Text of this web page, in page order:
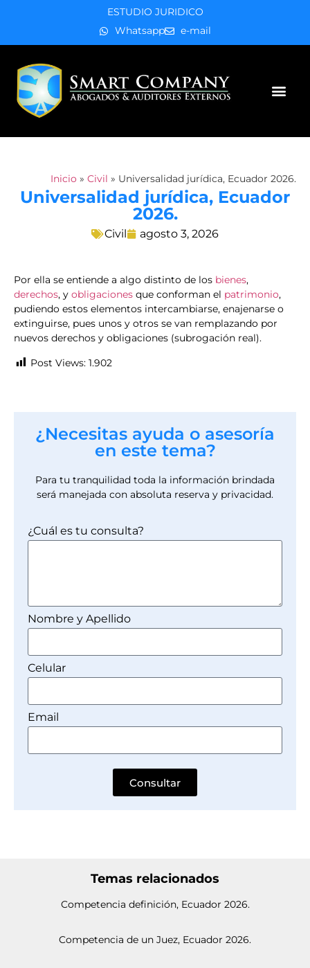
ESTUDIO JURIDICO
Whatsapp
e-mail
Inicio » Civil » Universalidad jurídica, Ecuador 2026.
Universalidad jurídica, Ecuador
2026.
Civil agosto 3, 2026
Por ella se entiende a algo distinto de los bienes,
derechos, y obligaciones que conforman el patrimonio,
pudiendo estos elementos intercambiarse, enajenarse o
extinguirse, pues unos y otros se van remplazando por
nuevos derechos y obligaciones (subrogación real).
Post Views: 1.902
¿Necesitas ayuda o asesoría
en este tema?
Para tu tranquilidad toda la información brindada
será manejada con absoluta reserva y privacidad.
¿Cuál es tu consulta?
Nombre y Apellido
Celular
Email
Consultar
Temas relacionados
Competencia definición, Ecuador 2026.
Competencia de un Juez, Ecuador 2026.